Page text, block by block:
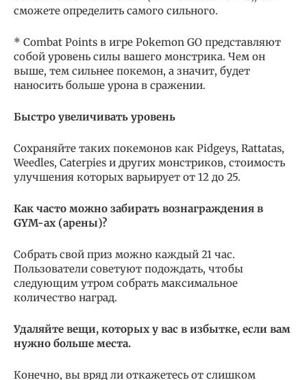
сможете определить самого сильного.
* Combat Points в игре Pokemon GO представляют
собой уровень силы вашего монстрика. Чем он
выше, тем сильнее покемон, а значит, будет
наносить больше урона в сражении.
Быстро увеличивать уровень
Сохраняйте таких покемонов как Pidgeys, Rattatas,
Weedles, Caterpies и других монстриков, стоимость
улучшения которых варьирует от 12 до 25.
Как часто можно забирать вознаграждения в
GYM-ах (арены)?
Собрать свой приз можно каждый 21 час.
Пользователи советуют подождать, чтобы
следующим утром собрать максимальное
количество наград.
Удаляйте вещи, которых у вас в избытке, если вам
нужно больше места.
Конечно, вы вряд ли откажетесь от слишком